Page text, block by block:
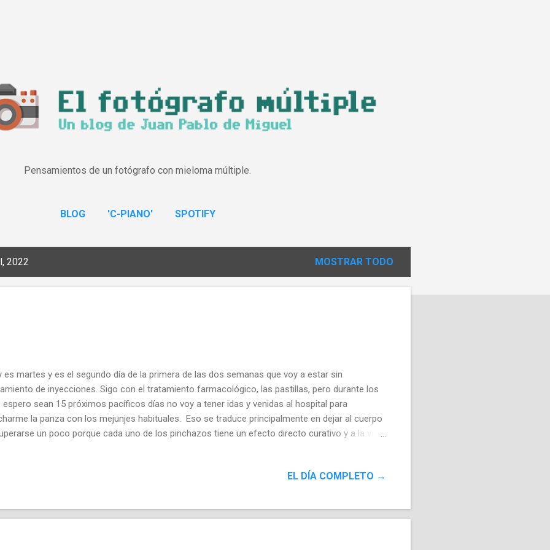
Pensamientos de un fotógrafo con mieloma múltiple.
BLOG 'C-PIANO' SPOTIFY
2022 MOSTRAR TODO
es martes y es el segundo día de la primera de las dos semanas que voy a estar sin
de inyecciones. Sigo con el tratamiento farmacológico, las pastillas, pero durante los
espero sean 15 próximos pacíficos días no voy a tener idas y venidas al hospital para
la panza con los mejunjes habituales. Eso se traduce principalmente en dejar al cuerpo
un poco porque cada uno de los pinchazos tiene un efecto directo curativo y a la vez
tengo entre manos siguen avanzando poco a poco y aparecen de la nada otros nuevos en mi
y cosas que hacer y me esfuerzo por centrarme y concentrarme en uno cada vez.
que hablamos de aquello de ser mas pr...
EL DÍA COMPLETO →